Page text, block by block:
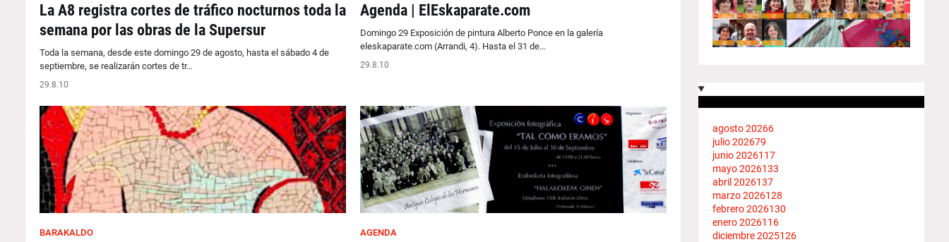
La A8 registra cortes de tráfico nocturnos toda la
semana por las obras de la Supersur
Toda la semana, desde este domingo 29 de agosto, hasta el sábado 4 de
septiembre, se realizarán cortes de tr…
29.8.10
Agenda | ElEskaparate.com
Domingo 29 Exposición de pintura Alberto Ponce en la galería
eleskaparate.com (Arrandi, 4). Hasta el 31 de…
29.8.10
BARAKALDO AGENDA
agosto 20266
julio 202679
junio 2026117
mayo 2026133
abril 2026137
marzo 2026128
febrero 2026130
enero 2026116
diciembre 2025126